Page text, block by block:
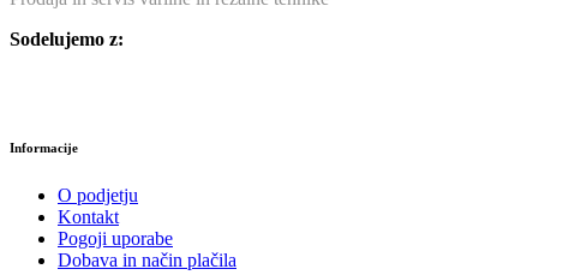
Sodelujemo z:
Informacije
O podjetju
Kontakt
Pogoji uporabe
Dobava in način plačila